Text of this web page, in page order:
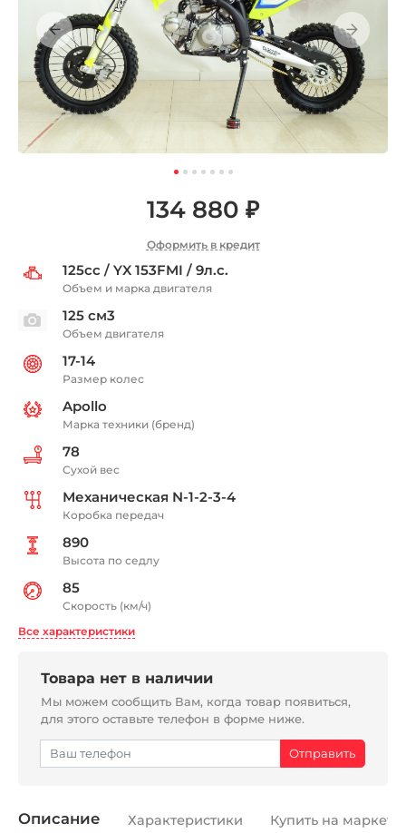
134 880 ₽
Оформить в кредит
125сс / YX 153FMI / 9л.с.
Объем и марка двигателя
125 см3
Объем двигателя
17-14
Размер колес
Apollo
Марка техники (бренд)
78
Сухой вес
Механическая N-1-2-3-4
Коробка передач
890
Высота по седлу
85
Скорость (км/ч)
Все характеристики
Товара нет в наличии
Мы можем сообщить Вам, когда товар появиться,
для этого оставьте телефон в форме ниже.
Описание Характеристики Купить на